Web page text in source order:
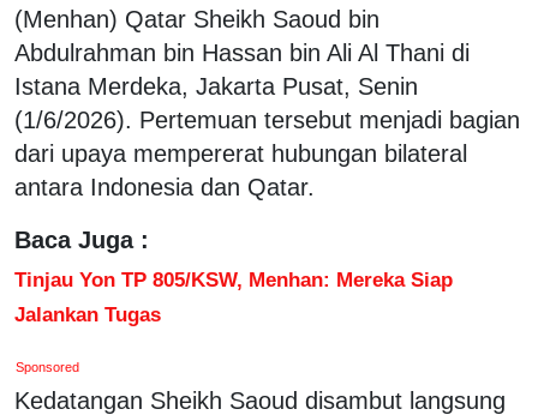
(Menhan) Qatar Sheikh Saoud bin
Abdulrahman bin Hassan bin Ali Al Thani di
Istana Merdeka, Jakarta Pusat, Senin
(1/6/2026). Pertemuan tersebut menjadi bagian
dari upaya mempererat hubungan bilateral
antara Indonesia dan Qatar.
Baca Juga :
Tinjau Yon TP 805/KSW, Menhan: Mereka Siap
Jalankan Tugas
Sponsored
Kedatangan Sheikh Saoud disambut langsung